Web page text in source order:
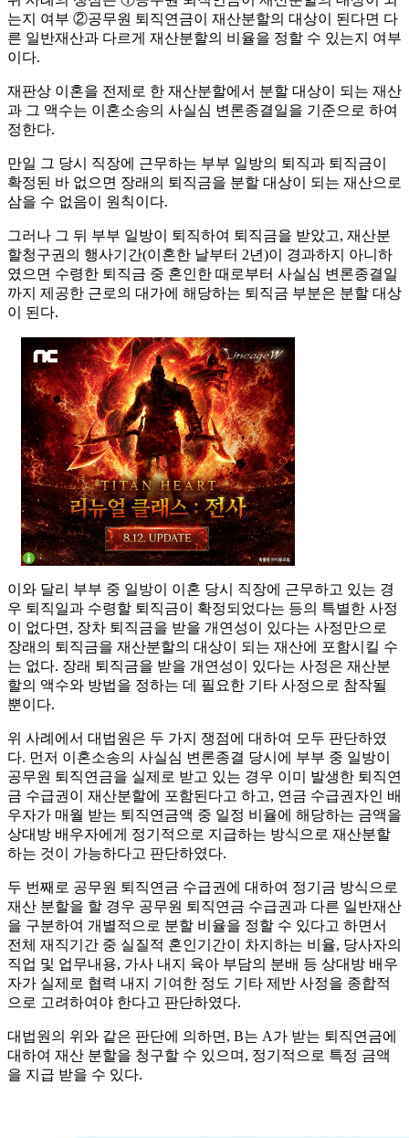
는지 여부 ②공무원 퇴직연금이 재산분할의 대상이 된다면 다
른 일반재산과 다르게 재산분할의 비율을 정할 수 있는지 여부
이다.
재판상 이혼을 전제로 한 재산분할에서 분할 대상이 되는 재산
과 그 액수는 이혼소송의 사실심 변론종결일을 기준으로 하여
정한다.
만일 그 당시 직장에 근무하는 부부 일방의 퇴직과 퇴직금이
확정된 바 없으면 장래의 퇴직금을 분할 대상이 되는 재산으로
삼을 수 없음이 원칙이다.
그러나 그 뒤 부부 일방이 퇴직하여 퇴직금을 받았고, 재산분
할청구권의 행사기간(이혼한 날부터 2년)이 경과하지 아니하
였으면 수령한 퇴직금 중 혼인한 때로부터 사실심 변론종결일
까지 제공한 근로의 대가에 해당하는 퇴직금 부분은 분할 대상
이 된다.
이와 달리 부부 중 일방이 이혼 당시 직장에 근무하고 있는 경
우 퇴직일과 수령할 퇴직금이 확정되었다는 등의 특별한 사정
이 없다면, 장차 퇴직금을 받을 개연성이 있다는 사정만으로
장래의 퇴직금을 재산분할의 대상이 되는 재산에 포함시킬 수
는 없다. 장래 퇴직금을 받을 개연성이 있다는 사정은 재산분
할의 액수와 방법을 정하는 데 필요한 기타 사정으로 참작될
뿐이다.
위 사례에서 대법원은 두 가지 쟁점에 대하여 모두 판단하였
다. 먼저 이혼소송의 사실심 변론종결 당시에 부부 중 일방이
공무원 퇴직연금을 실제로 받고 있는 경우 이미 발생한 퇴직연
금 수급권이 재산분할에 포함된다고 하고, 연금 수급권자인 배
우자가 매월 받는 퇴직연금액 중 일정 비율에 해당하는 금액을
상대방 배우자에게 정기적으로 지급하는 방식으로 재산분할
하는 것이 가능하다고 판단하였다.
두 번째로 공무원 퇴직연금 수급권에 대하여 정기금 방식으로
재산 분할을 할 경우 공무원 퇴직연금 수급권과 다른 일반재산
을 구분하여 개별적으로 분할 비율을 정할 수 있다고 하면서
전체 재직기간 중 실질적 혼인기간이 차지하는 비율, 당사자의
직업 및 업무내용, 가사 내지 육아 부담의 분배 등 상대방 배우
자가 실제로 협력 내지 기여한 정도 기타 제반 사정을 종합적
으로 고려하여야 한다고 판단하였다.
대법원의 위와 같은 판단에 의하면, B는 A가 받는 퇴직연금에
대하여 재산 분할을 청구할 수 있으며, 정기적으로 특정 금액
을 지급 받을 수 있다.